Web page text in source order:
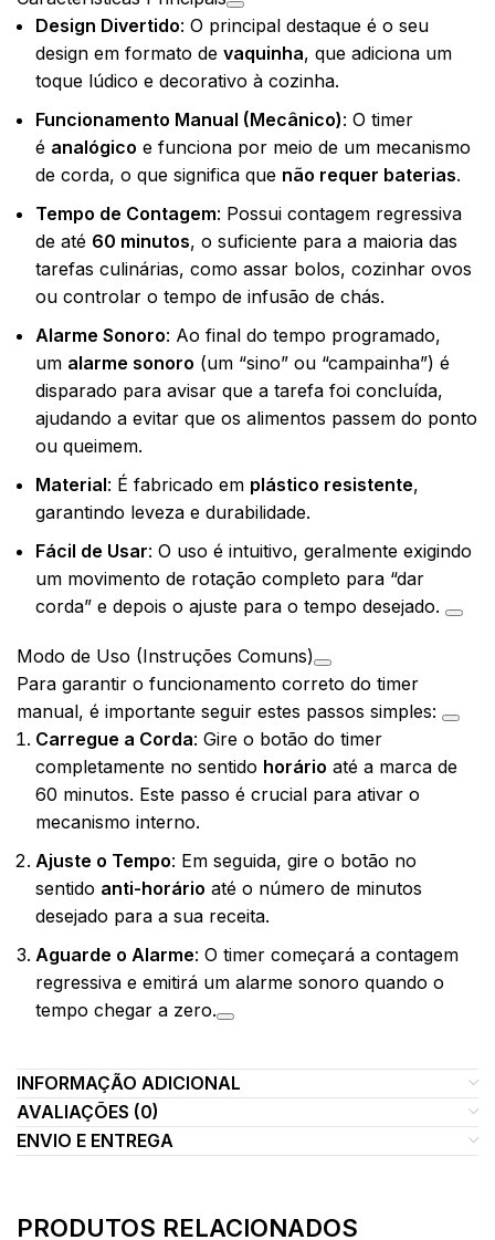
Design Divertido: O principal destaque é o seu
design em formato de vaquinha, que adiciona um
toque lúdico e decorativo à cozinha.
Funcionamento Manual (Mecânico): O timer
é analógico e funciona por meio de um mecanismo
de corda, o que significa que não requer baterias.
Tempo de Contagem: Possui contagem regressiva
de até 60 minutos, o suficiente para a maioria das
tarefas culinárias, como assar bolos, cozinhar ovos
ou controlar o tempo de infusão de chás.
Alarme Sonoro: Ao final do tempo programado,
um alarme sonoro (um “sino” ou “campainha”) é
disparado para avisar que a tarefa foi concluída,
ajudando a evitar que os alimentos passem do ponto
ou queimem.
Material: É fabricado em plástico resistente,
garantindo leveza e durabilidade.
Fácil de Usar: O uso é intuitivo, geralmente exigindo
um movimento de rotação completo para “dar
corda” e depois o ajuste para o tempo desejado.
Modo de Uso (Instruções Comuns)
Para garantir o funcionamento correto do timer
manual, é importante seguir estes passos simples:
Carregue a Corda: Gire o botão do timer
completamente no sentido horário até a marca de
60 minutos. Este passo é crucial para ativar o
mecanismo interno.
Ajuste o Tempo: Em seguida, gire o botão no
sentido anti-horário até o número de minutos
desejado para a sua receita.
Aguarde o Alarme: O timer começará a contagem
regressiva e emitirá um alarme sonoro quando o
tempo chegar a zero.
INFORMAÇÃO ADICIONAL
AVALIAÇÕES (0)
ENVIO E ENTREGA
PRODUTOS RELACIONADOS